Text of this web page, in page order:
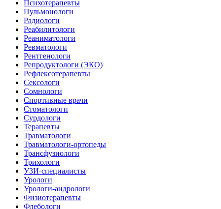
Психотерапевты
Пульмонологи
Радиологи
Реабилитологи
Реаниматологи
Ревматологи
Рентгенологи
Репродуктологи (ЭКО)
Рефлексотерапевты
Сексологи
Сомнологи
Спортивные врачи
Стоматологи
Сурдологи
Терапевты
Травматологи
Травматологи-ортопеды
Трансфузиологи
Трихологи
УЗИ-специалисты
Урологи
Урологи-андрологи
Физиотерапевты
Флебологи